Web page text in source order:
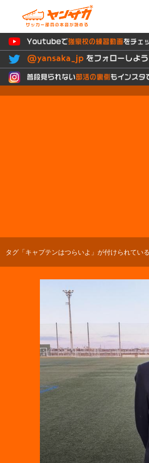
タグ「キャプテンはつらいよ」が付けられてい